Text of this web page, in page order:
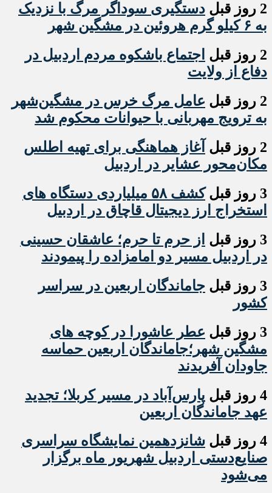
2 روز قبل
دستگیری سوداگر مرگ با نزدیک
به ۶ کیلو گرم هروئین در مشگین شهر
2 روز قبل
اجتماع باشکوه مردم اردبیل در
دفاع از ولایت
2 روز قبل
عامل مرگ خرس در مشگین‌شهر
به ترویج مهربانی با حیوانات محکوم شد
2 روز قبل
آغاز هماهنگی برای تهیه اطلس
مکان‌محور عشایر در اردبیل
3 روز قبل
کشف ۵۸ میلیاردی دستگاه های
استخراج ارز دیجیتال قاچاق در اردبیل
3 روز قبل
از حرم تا حرم؛ عاشقان حسینی
در اردبیل مسیر دو امامزاده را پیمودند
3 روز قبل
جاماندگان اربعین در سراسر
کشور
3 روز قبل
عطر عاشورا در کوچه های
مشگین شهر؛جاماندگان اربعین حماسه
جاودان آفریدند
4 روز قبل
پارس‌آباد در مسیر کربلا؛ تجدید
عهد جاماندگان اربعین
4 روز قبل
شانزدهمین نمایشگاه سراسری
صنایع‌دستی اردبیل شهریور ماه برگزار
می‌شود